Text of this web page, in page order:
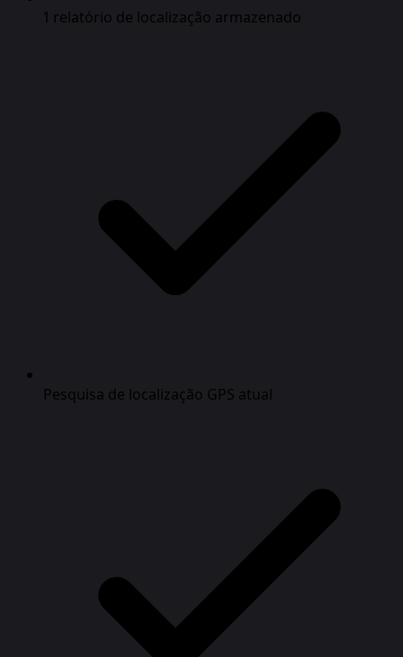
1 relatório de localização armazenado
Pesquisa de localização GPS atual